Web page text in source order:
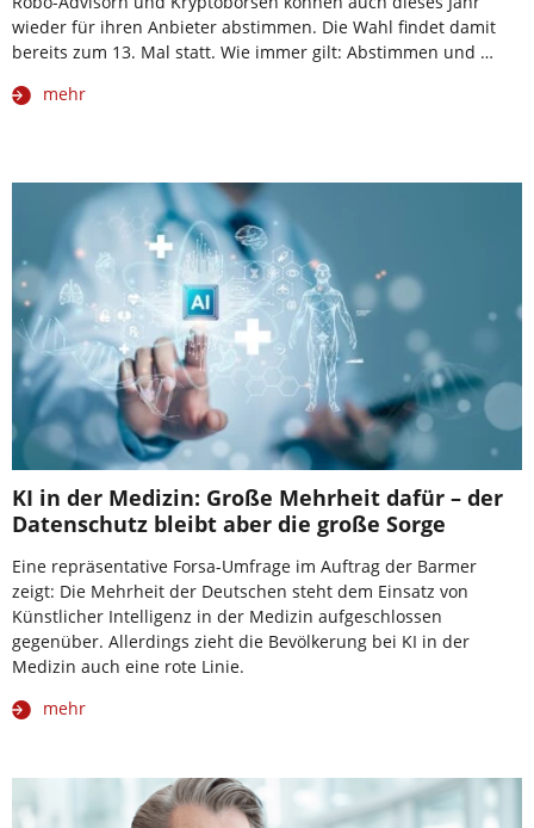
wieder für ihren Anbieter abstimmen. Die Wahl findet damit
bereits zum 13. Mal statt. Wie immer gilt: Abstimmen und …
mehr
KI in der Medizin: Große Mehrheit dafür – der
Datenschutz bleibt aber die große Sorge
Eine repräsentative Forsa-Umfrage im Auftrag der Barmer
zeigt: Die Mehrheit der Deutschen steht dem Einsatz von
Künstlicher Intelligenz in der Medizin aufgeschlossen
gegenüber. Allerdings zieht die Bevölkerung bei KI in der
Medizin auch eine rote Linie.
mehr